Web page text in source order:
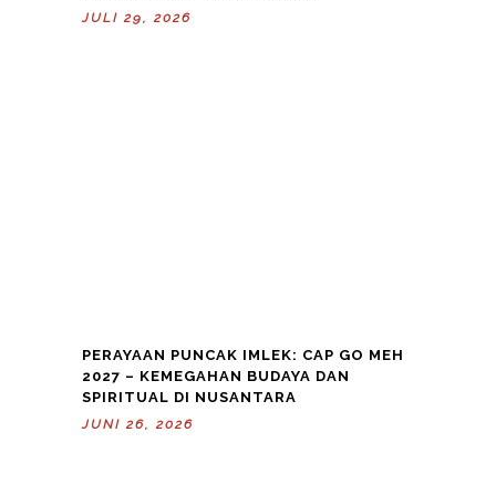
JULI 29, 2026
PERAYAAN PUNCAK IMLEK: CAP GO MEH
2027 – KEMEGAHAN BUDAYA DAN
SPIRITUAL DI NUSANTARA
JUNI 26, 2026